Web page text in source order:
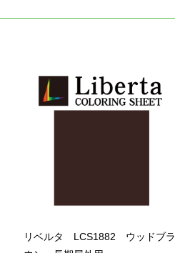
リベルタ LCS1882 ウッドブラ